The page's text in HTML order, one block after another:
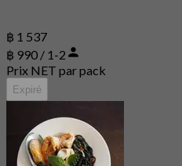
฿ 1 537
฿ 990 / 1-2
Prix NET par pack
Expiré